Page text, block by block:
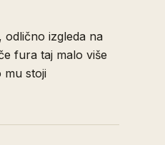
izgleda na
fura taj malo više
mu stoji